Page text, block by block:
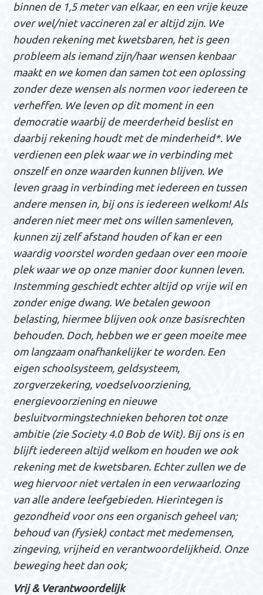
binnen de 1,5 meter van elkaar, en een vrije keuze
over wel/niet vaccineren zal er altijd zijn. We
houden rekening met kwetsbaren, het is geen
probleem als iemand zijn/haar wensen kenbaar
maakt en we komen dan samen tot een oplossing
zonder deze wensen als normen voor iedereen te
verheffen. We leven op dit moment in een
democratie waarbij de meerderheid beslist en
daarbij rekening houdt met de minderheid*. We
verdienen een plek waar we in verbinding met
onszelf en onze waarden kunnen blijven. We
leven graag in verbinding met iedereen en tussen
andere mensen in, bij ons is iedereen welkom! Als
anderennietmeermet ons willensamenleven,
kunnen zij zelf afstand houden of kan er een
waardig voorstel worden gedaan over een mooie
plek waar we op onze manier door kunnen leven.
Instemming geschiedt echter altijd op vrije wil en
zonder enige dwang. We betalen gewoon
belasting, hiermee blijven ook onze basisrechten
behouden. Doch, hebben we er geen moeite mee
om langzaam onafhankelijker te worden. Een
eigen schoolsysteem, geldsysteem,
zorgverzekering, voedselvoorziening,
energievoorziening en nieuwe
besluitvormingstechnieken behoren tot onze
ambitie (zie Society 4.0 Bob de Wit). Bij ons is en
blijft iedereen altijd welkom en houden we ook
rekening met de kwetsbaren. Echter zullen wede
weg hiervoor niet vertalen in een verwaarlozing
van alle andere leefgebieden. Hierintegenis
gezondheid voor ons een organisch geheel van;
behoud van (fysiek) contact met medemensen,
zingeving, vrijheid en verantwoordelijkheid. Onze
beweging heet dan ook;
Vrij & Verantwoordelijk